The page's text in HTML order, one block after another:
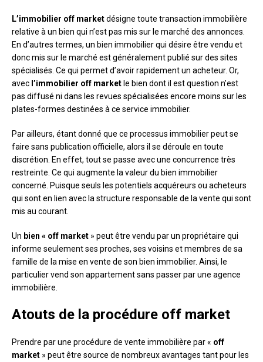
L’immobilier off marketdésigne toute transaction immobilière
relative à un bien qui n’est pas mis sur le marché des annonces.
En d’autres termes, un bien immobilier qui désire être vendu et
donc mis sur le marché est généralement publié sur des sites
spécialisés. Ce qui permet d’avoir rapidement un acheteur. Or,
avec l’immobilier off marketle bien dont il est question n’est
pas diffusé ni dans les revues spécialisées encore moins sur les
plates-formes destinées à ce service immobilier.
Par ailleurs, étant donné que ce processus immobilier peut se
faire sans publication officielle, alors il se déroule en toute
discrétion. En effet, tout se passe avec une concurrence très
restreinte. Ce qui augmente la valeur du bien immobilier
concerné. Puisque seuls les potentiels acquéreurs ou acheteurs
qui sont en lien avec la structure responsable de la vente qui sont
mis au courant.
Un bien « off market » peut être vendu par un propriétaire qui
informe seulement ses proches, ses voisins et membres de sa
famille de la mise en vente de son bien immobilier. Ainsi, le
particulier vend son appartement sans passer par une agence
immobilière.
Atouts de la procédure off market
Prendre par une procédure de vente immobilière par « off
market » peut être source de nombreux avantages tant pour les